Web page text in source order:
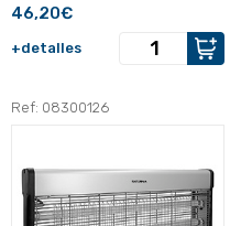
46,20€
+detalles
Ref: 08300126